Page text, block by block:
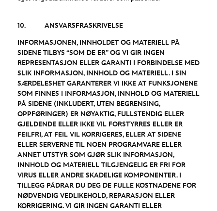
10. ANSVARSFRASKRIVELSE
INFORMASJONEN, INNHOLDET OG MATERIELL PÅ
SIDENE TILBYS “SOM DE ER” OG VI GIR INGEN
REPRESENTASJON ELLER GARANTI I FORBINDELSE MED
SLIK INFORMASJON, INNHOLD OG MATERIELL. I SIN
SÆRDELESHET GARANTERER VI IKKE AT FUNKSJONENE
SOM FINNES I INFORMASJON, INNHOLD OG MATERIELL
PÅ SIDENE (INKLUDERT, UTEN BEGRENSING,
OPPFØRINGER) ER NØYAKTIG, FULLSTENDIG ELLER
GJELDENDE ELLER IKKE VIL FORSTYRRES ELLER ER
FEILFRI, AT FEIL VIL KORRIGERES, ELLER AT SIDENE
ELLER SERVERNE TIL NOEN PROGRAMVARE ELLER
ANNET UTSTYR SOM GJØR SLIK INFORMASJON,
INNHOLD OG MATERIELL TILGJENGELIG ER FRI FOR
VIRUS ELLER ANDRE SKADELIGE KOMPONENTER. I
TILLEGG PÅDRAR DU DEG DE FULLE KOSTNADENE FOR
NØDVENDIG VEDLIKEHOLD, REPARASJON ELLER
KORRIGERING. VI GIR INGEN GARANTI ELLER